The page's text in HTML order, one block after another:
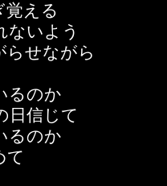
覚える
いよう
らせながら
るのか
日信じて
るのか
て